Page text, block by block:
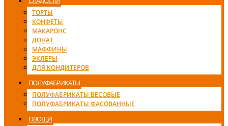
ТОРТЫ
КОНФЕТЫ
МАКАРОНС
ДОНАТ
МАФФИНЫ
ЭКЛЕРЫ
ДЛЯ КОНДИТЕРОВ
ПОЛУФАБРИКАТЫ
ПОЛУФАБРИКАТЫ ВЕСОВЫЕ
ПОЛУФАБРИКАТЫ ФАСОВАННЫЕ
ОВОЩИ